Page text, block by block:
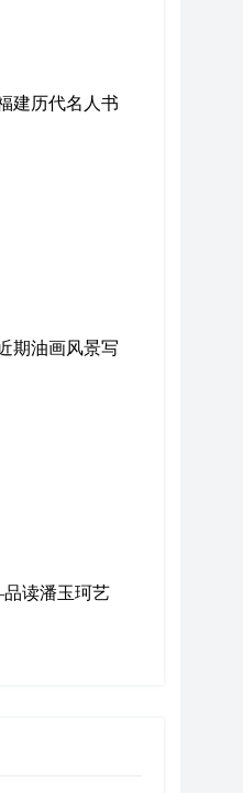
建历代名人书
期油画风景写
读潘玉珂艺